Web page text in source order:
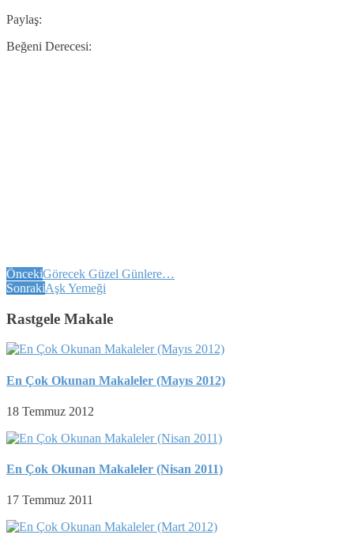
Paylaş:
Beğeni Derecesi:
ÖncekiGörecek Güzel Günlere…
SonrakiAşk Yemeği
Rastgele Makale
En Çok Okunan Makaleler (Mayıs 2012)
18 Temmuz 2012
En Çok Okunan Makaleler (Nisan 2011)
17 Temmuz 2011